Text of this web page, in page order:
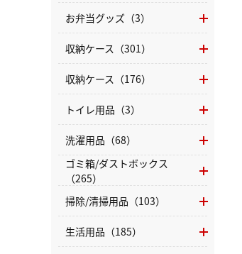
お弁当グッズ（3）
収納ケース（301）
収納ケース（176）
トイレ用品（3）
洗濯用品（68）
ゴミ箱/ダストボックス
（265）
掃除/清掃用品（103）
生活用品（185）